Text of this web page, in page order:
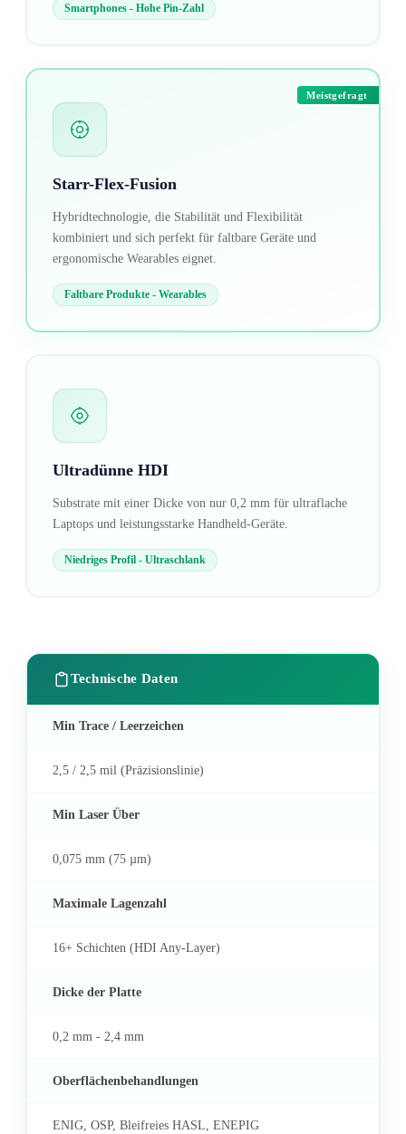
Smartphones - Hohe Pin-Zahl
Starr-Flex-Fusion
Hybridtechnologie, die Stabilität und Flexibilität
kombiniert und sich perfekt für faltbare Geräte und
ergonomische Wearables eignet.
Faltbare Produkte - Wearables
Meistgefragt
Ultradünne HDI
Substrate mit einer Dicke von nur 0,2 mm für ultraflache
Laptops und leistungsstarke Handheld-Geräte.
Niedriges Profil - Ultraschlank
Technische Daten
Min Trace / Leerzeichen
2,5 / 2,5 mil (Präzisionslinie)
Min Laser Über
0,075 mm (75 µm)
Maximale Lagenzahl
16+ Schichten (HDI Any-Layer)
Dicke der Platte
0,2 mm - 2,4 mm
Oberflächenbehandlungen
ENIG, OSP, Bleifreies HASL, ENEPIG